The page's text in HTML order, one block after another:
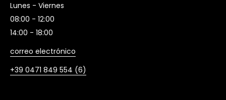
Lunes - Viernes
08:00 - 12:00
14:00 - 18:00
correo electrónico
+39 0471 849 554 (6)